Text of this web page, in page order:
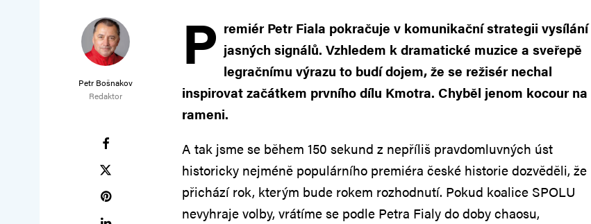
Petr Bošnakov
Redaktor
P remiér Petr Fiala pokračuje v komunikační strategii vysílání
jasných signálů. Vzhledem k dramatické muzice a sveřepě
legračnímu výrazu to budí dojem, že se režisér nechal
inspirovat začátkem prvního dílu Kmotra. Chyběl jenom kocour na
rameni.
A tak jsme se během 150 sekund z nepříliš pravdomluvných úst
historicky nejméně populárního premiéra české historie dozvěděli, že
přichází rok, kterým bude rokem rozhodnutí. Pokud koalice SPOLU
nevyhraje volby, vrátíme se podle Petra Fialy do doby chaosu,